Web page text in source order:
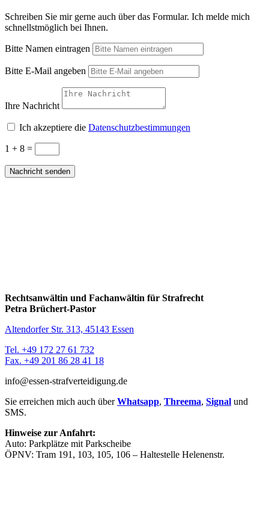
Schreiben Sie mir gerne auch über das Formular. Ich melde mich
schnellstmöglich bei Ihnen.
Bitte Namen eintragen
Bitte E-Mail angeben
Ihre Nachricht
Ich akzeptiere die Datenschutzbestimmungen
1 + 8 =
Nachricht senden
Rechtsanwältin und Fachanwältin für Strafrecht
Petra Brüchert-Pastor
Altendorfer Str. 313, 45143 Essen
Tel. +49 172 27 61 732
Fax. +49 201 86 28 41 18
info@essen-strafverteidigung.de
Sie erreichen mich auch überWhatsapp, Threema, Signal und
SMS.
Hinweise zur Anfahrt:
Auto: Parkplätze mit Parkscheibe
ÖPNV: Tram 191, 103, 105, 106 – Haltestelle Helenenstr.